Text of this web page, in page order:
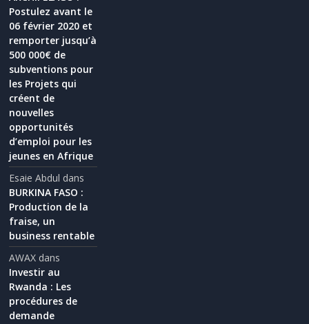
Postulez avant le
06 février 2020 et
remporter jusqu’à
500 000€ de
subventions pour
les Projets qui
créent de
nouvelles
opportunités
d’emploi pour les
jeunes en Afrique
Esaie Abdul dans
BURKINA FASO :
Production de la
fraise, un
business rentable
AWAX dans
Investir au
Rwanda : Les
procédures de
demande